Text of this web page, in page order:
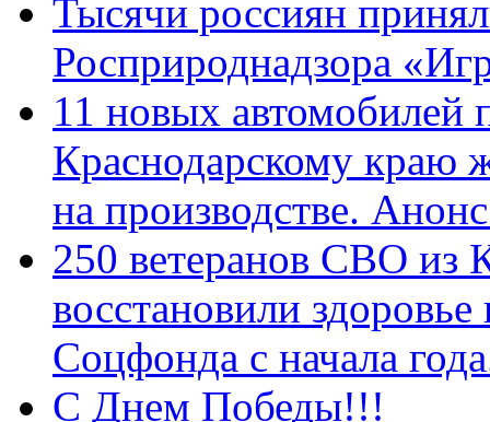
Тысячи россиян
Росприроднадзора
11 новых автомобилей
Краснодарскому краю
на производстве.
250 ветеранов СВО из
восстановили
Соцфонда с начала
С Днем Победы!!!